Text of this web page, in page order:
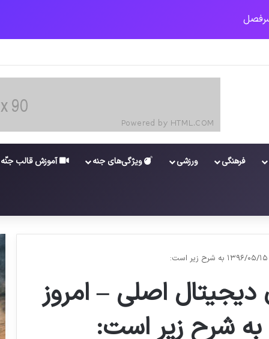
برای واکسن/ آغاز توزیع واکسن از سوی اتحادیه کوواکس
فرهنگی ورزشی ویژگی‌های جنه آموزش قالب جنّه
اصلی – امروز